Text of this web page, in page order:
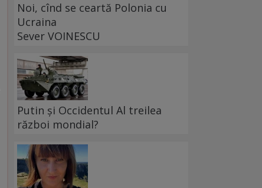
Noi, cînd se ceartă Polonia cu
Ucraina
Sever VOINESCU
Putin și Occidentul Al treilea
război mondial?